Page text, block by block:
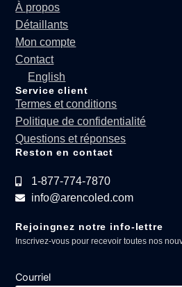
À propos
Détaillants
Mon compte
Contact
English
Service client
Termes et conditions
Politique de confidentialité
Questions et réponses
Reston en contact
1-877-774-7870
info@arencoled.com
Rejoingnez notre info-lettre
Inscrivez-vous pour recevoir toutes nos
Courriel